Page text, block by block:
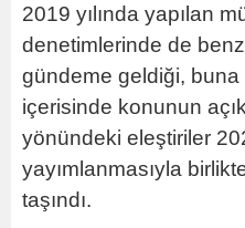
2019 yılında yapılan
denetimlerinde de
gündeme geldiği,
içerisinde konunun
yönündeki eleştiriler
yayımlanmasıyla
taşındı.